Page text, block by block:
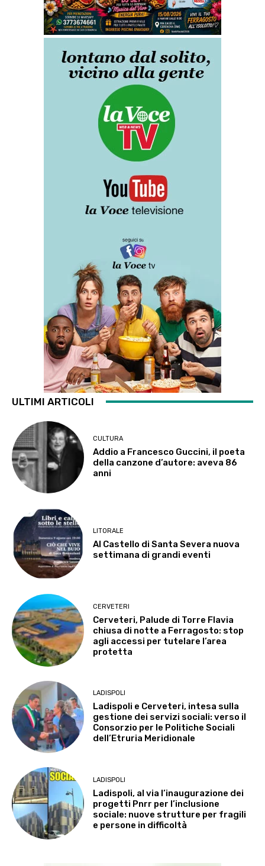
ULTIMI ARTICOLI
CULTURA
Addio a Francesco Guccini, il poeta
della canzone d’autore: aveva 86
anni
LITORALE
Al Castello di Santa Severa nuova
settimana di grandi eventi
CERVETERI
Cerveteri, Palude di Torre Flavia
chiusa di notte a Ferragosto: stop
agli accessi per tutelare l’area
protetta
LADISPOLI
Ladispoli e Cerveteri, intesa sulla
gestione dei servizi sociali: verso il
Consorzio per le Politiche Sociali
dell’Etruria Meridionale
LADISPOLI
Ladispoli, al via l’inaugurazione dei
progetti Pnrr per l’inclusione
sociale: nuove strutture per fragili
e persone in difficoltà